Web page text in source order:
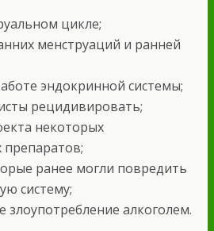
цикле;
менструаций и ранней
эндокринной системы;
рецидивировать;
некоторых
ранее могли повредить
систему;
злоупотребление алкоголем.